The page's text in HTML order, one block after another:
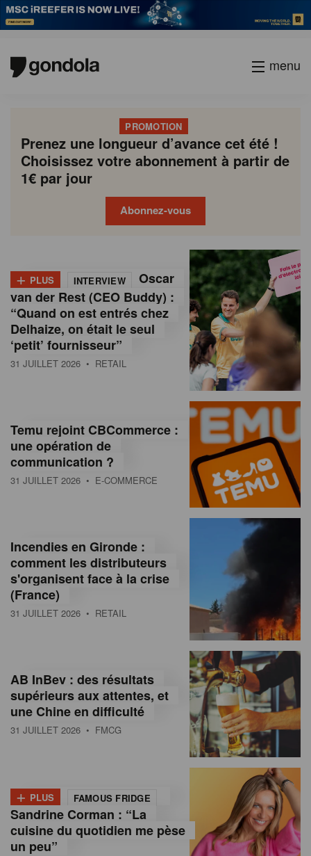
menu
PROMOTION
Prenez une longueur d’avance cet été !
Choisissez votre abonnement à partir de
1€ par jour
Abonnez-vous
o
n
d
o
M
a
g
n
e
n
o
m
a
+ PLUS INTERVIEW
Oscar
van der Rest (CEO Buddy) :
“Quand on est entrés chez
Delhaize, on était le seul
‘petit’ fournisseur”
31 JUILLET 2026 • RETAIL
Temu rejoint CBCommerce :
une opération de
communication ?
31 JUILLET 2026 • E-COMMERCE
Incendies en Gironde :
comment les distributeurs
s'organisent face à la crise
(France)
31 JUILLET 2026 • RETAIL
AB InBev : des résultats
supérieurs aux attentes, et
une Chine en difficulté
31 JUILLET 2026 • FMCG
+ PLUS FAMOUS FRIDGE
Sandrine Corman : “La
cuisine du quotidien me pèse
un peu”